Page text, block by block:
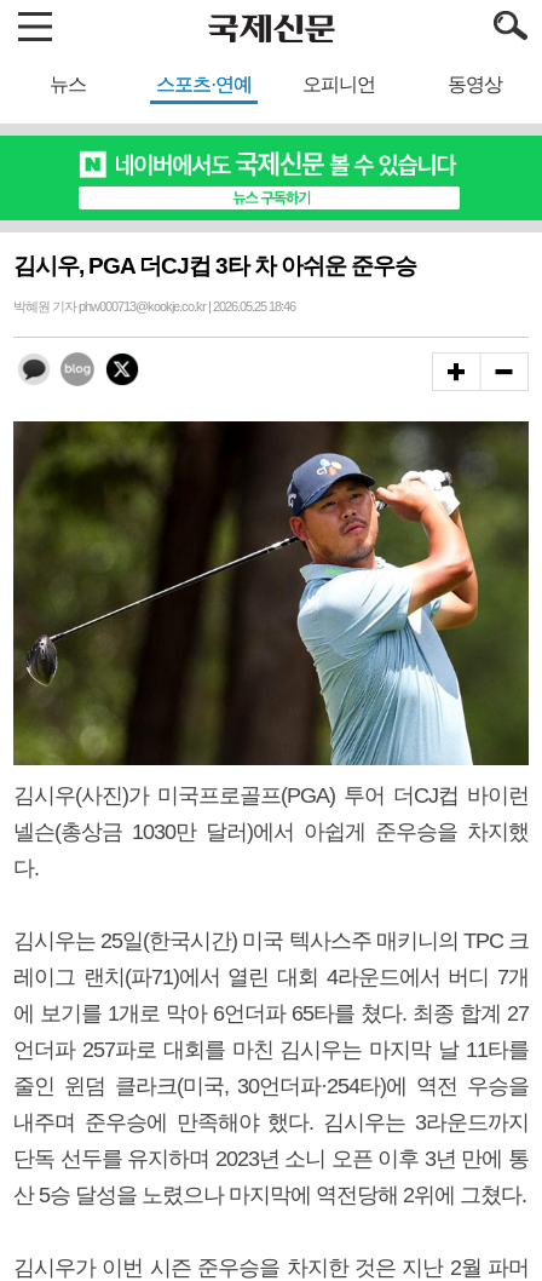
뉴스 스포츠·연예 오피니언 동영상
김시우, PGA 더CJ컵 3타 차 아쉬운 준우승
박혜원 기자 phw000713@kookje.co.kr | 2026.05.25 18:46
김시우(사진)가 미국프로골프(PGA) 투어 더CJ컵 바이런
넬슨(총상금 1030만 달러)에서 아쉽게 준우승을 차지했
다.
김시우는 25일(한국시간) 미국 텍사스주 매키니의 TPC 크
레이그 랜치(파71)에서 열린 대회 4라운드에서 버디 7개
에 보기를 1개로 막아 6언더파 65타를 쳤다. 최종 합계 27
언더파 257파로 대회를 마친 김시우는 마지막 날 11타를
줄인 윈덤 클라크(미국, 30언더파·254타)에 역전 우승을
내주며 준우승에 만족해야 했다. 김시우는 3라운드까지
단독 선두를 유지하며 2023년 소니 오픈 이후 3년 만에 통
산 5승 달성을 노렸으나 마지막에 역전당해 2위에 그쳤다.
김시우가 이번 시즌 준우승을 차지한 것은 지난 2월 파머